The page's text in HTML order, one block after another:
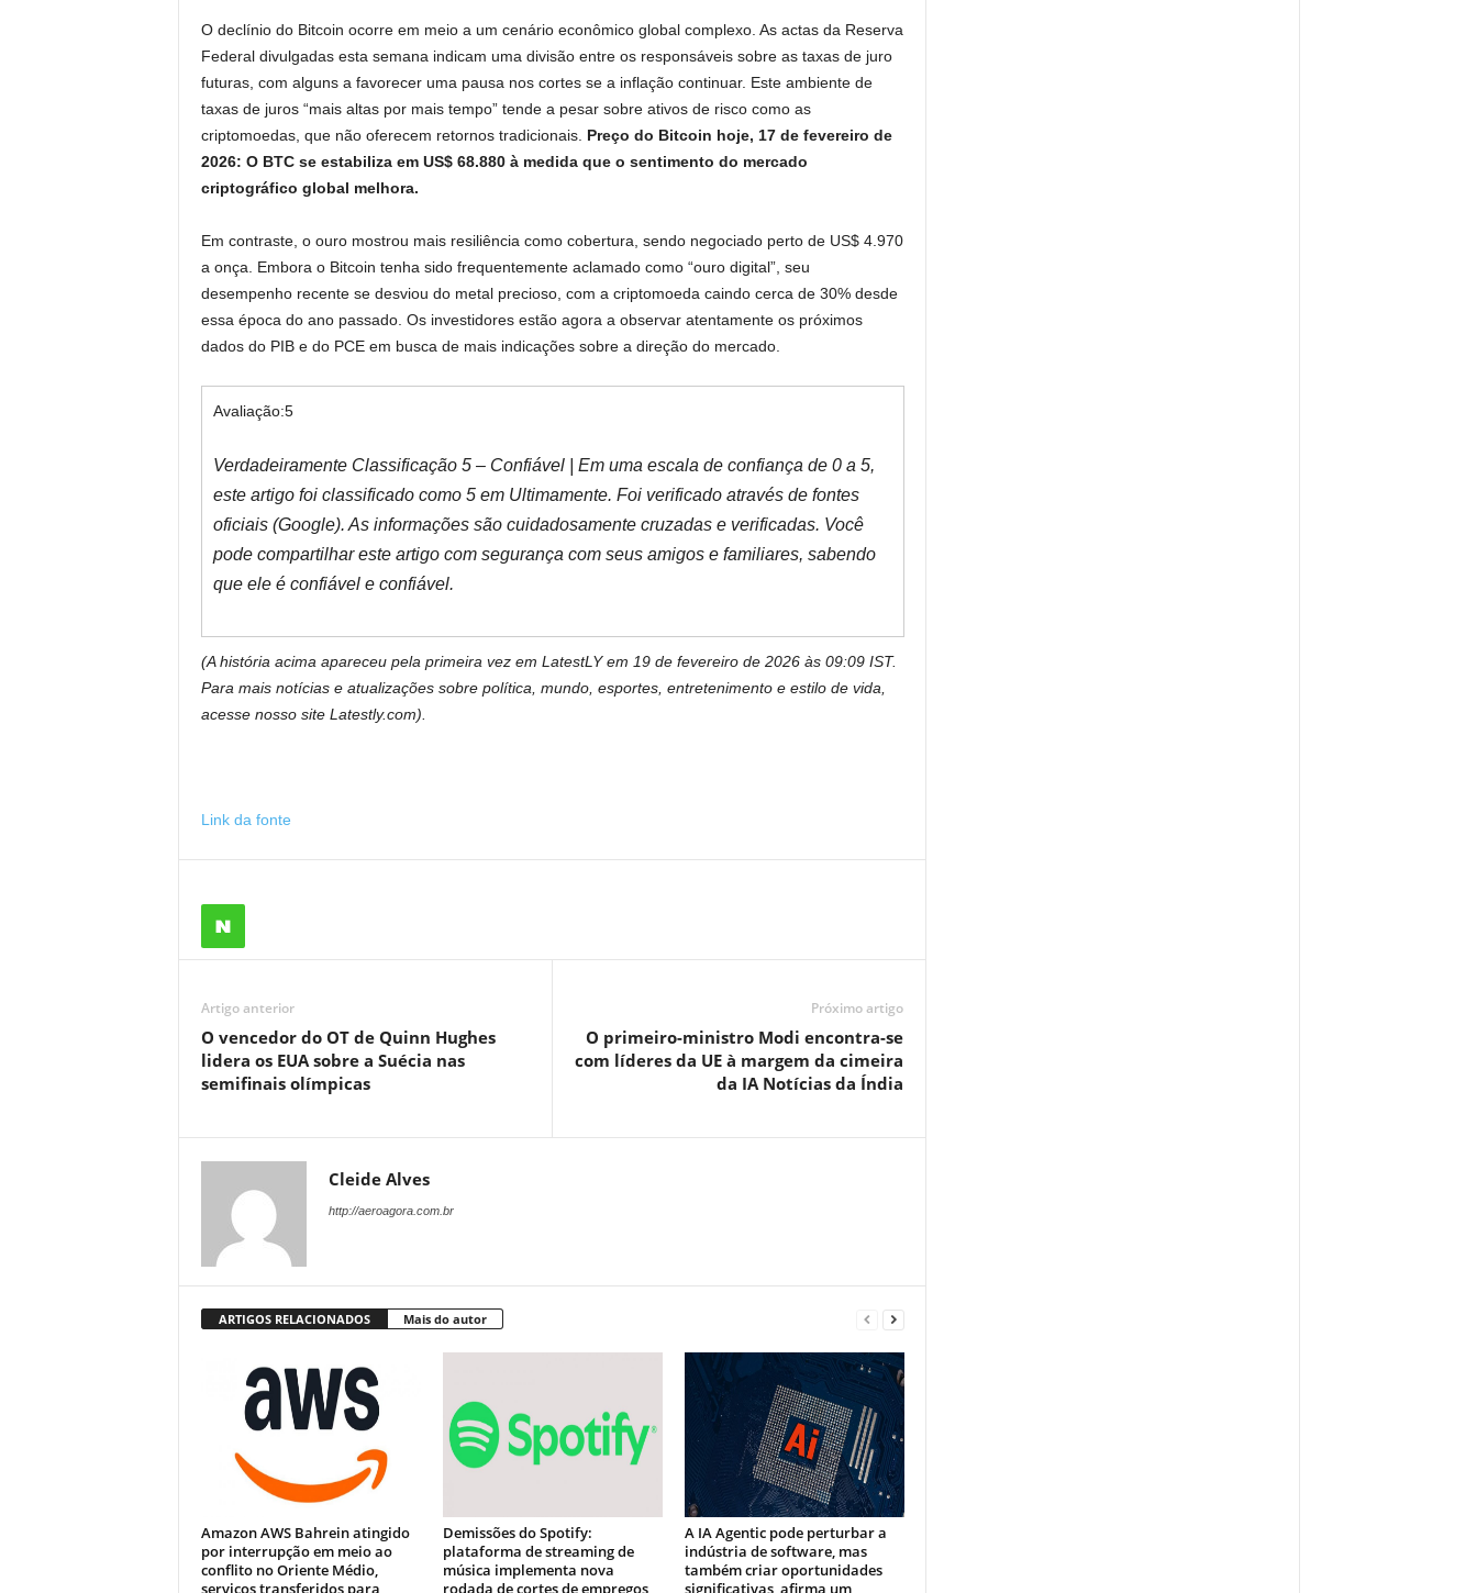
O declínio do Bitcoin ocorre em meio a um cenário econômico global complexo. As actas da Reserva
Federal divulgadas esta semana indicam uma divisão entre os responsáveis ​​sobre as taxas de juro
futuras, com alguns a favorecer uma pausa nos cortes se a inflação continuar. Este ambiente de
taxas de juros “mais altas por mais tempo” tende a pesar sobre ativos de risco como as
criptomoedas, que não oferecem retornos tradicionais. Preço do Bitcoin hoje, 17 de fevereiro de
2026: O BTC se estabiliza em US$ 68.880 à medida que o sentimento do mercado
criptográfico global melhora.
Em contraste, o ouro mostrou mais resiliência como cobertura, sendo negociado perto de US$ 4.970
a onça. Embora o Bitcoin tenha sido frequentemente aclamado como “ouro digital”, seu
desempenho recente se desviou do metal precioso, com a criptomoeda caindo cerca de 30% desde
essa época do ano passado. Os investidores estão agora a observar atentamente os próximos
dados do PIB e do PCE em busca de mais indicações sobre a direção do mercado.
Avaliação:5
Verdadeiramente Classificação 5 – Confiável | Em uma escala de confiança de 0 a 5,
este artigo foi classificado como 5 em Ultimamente. Foi verificado através de fontes
oficiais (Google). As informações são cuidadosamente cruzadas e verificadas. Você
pode compartilhar este artigo com segurança com seus amigos e familiares, sabendo
que ele é confiável e confiável.
(A história acima apareceu pela primeira vez em LatestLY em 19 de fevereiro de 2026 às 09:09 IST.
Para mais notícias e atualizações sobre política, mundo, esportes, entretenimento e estilo de vida,
acesse nosso site Latestly.com).
Link da fonte
Artigo anterior
O vencedor do OT de Quinn Hughes
lidera os EUA sobre a Suécia nas
semifinais olímpicas
Próximo artigo
O primeiro-ministro Modi encontra-se
com líderes da UE à margem da cimeira
da IA ​​Notícias da Índia
Cleide Alves
http://aeroagora.com.br
ARTIGOS RELACIONADOS Mais do autor
Amazon AWS Bahrein atingido
por interrupção em meio ao
conflito no Oriente Médio,
serviços transferidos para
Demissões do Spotify:
plataforma de streaming de
música implementa nova
rodada de cortes de empregos
A IA Agentic pode perturbar a
indústria de software, mas
também criar oportunidades
significativas, afirma um